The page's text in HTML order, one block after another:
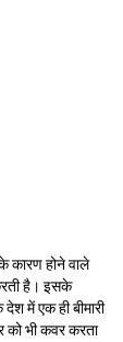
के कारण होने वाले
है। इसके
में एक ही बीमारी
को भी कवर करता